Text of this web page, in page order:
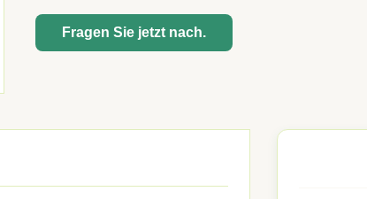
Fragen Sie jetzt nach.